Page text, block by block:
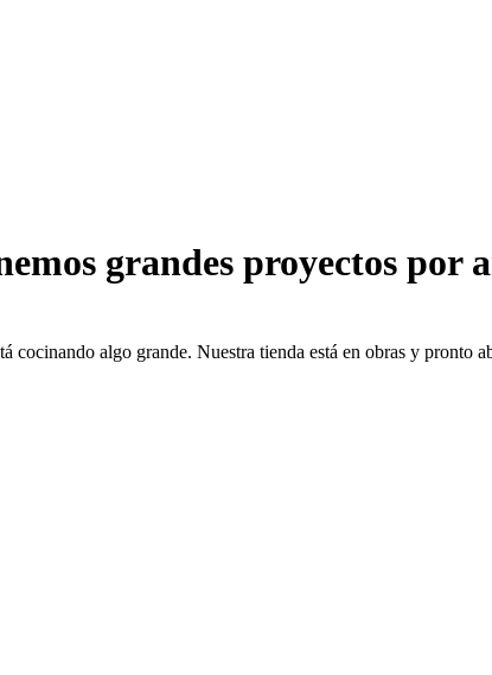
grandes proyectos por
cocinando algo grande. Nuestra tienda está en obras y pronto